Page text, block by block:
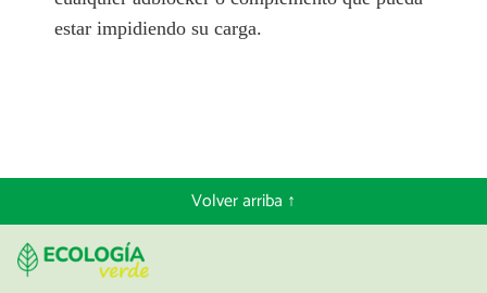
estar impidiendo su carga.
Volver arriba ↑